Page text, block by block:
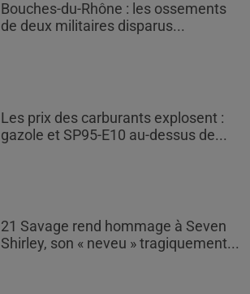
Bouches-du-Rhône : les ossements
de deux militaires disparus...
Les prix des carburants explosent :
gazole et SP95-E10 au-dessus de...
21 Savage rend hommage à Seven
Shirley, son « neveu » tragiquement...